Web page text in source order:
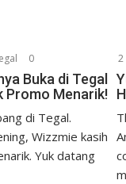
0
Buka di Tegal
Promo Menarik!
di Tegal.
Wizzmie kasih
Yuk datang
2